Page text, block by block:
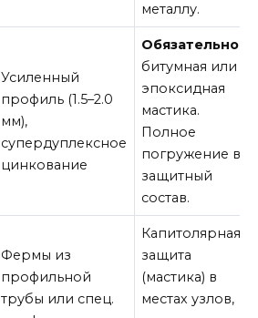
металлу.
Усиленный
профиль (1.5–2.0
мм),
супердуплексное
цинкование
Обязательно
битумная или
эпоксидная
мастика.
Полное
погружение в
защитный
состав.
Фермы из
профильной
трубы или спец.
Капитолярная
защита
(мастика) в
местах узлов,